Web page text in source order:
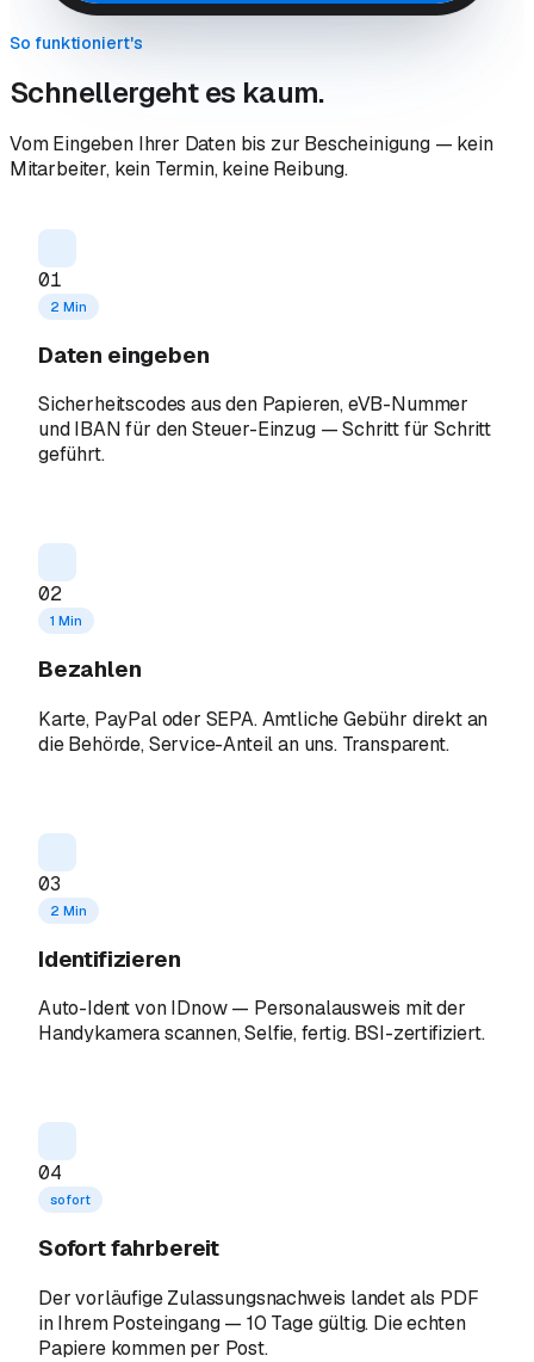
So funktioniert's
Schnellergeht es kaum.
Vom Eingeben Ihrer Daten bis zur Bescheinigung — kein
Mitarbeiter, kein Termin, keine Reibung.
01
2 Min
Daten eingeben
Sicherheitscodes aus den Papieren, eVB-Nummer
und IBAN für den Steuer-Einzug — Schritt für Schritt
geführt.
02
1 Min
Bezahlen
Karte, PayPal oder SEPA. Amtliche Gebühr direkt an
die Behörde, Service-Anteil an uns. Transparent.
03
2 Min
Identifizieren
Auto-Ident von IDnow — Personalausweis mit der
Handykamera scannen, Selfie, fertig. BSI-zertifiziert.
04
sofort
Sofort fahrbereit
Der vorläufige Zulassungsnachweis landet als PDF
in Ihrem Posteingang — 10 Tage gültig. Die echten
Papiere kommen per Post.